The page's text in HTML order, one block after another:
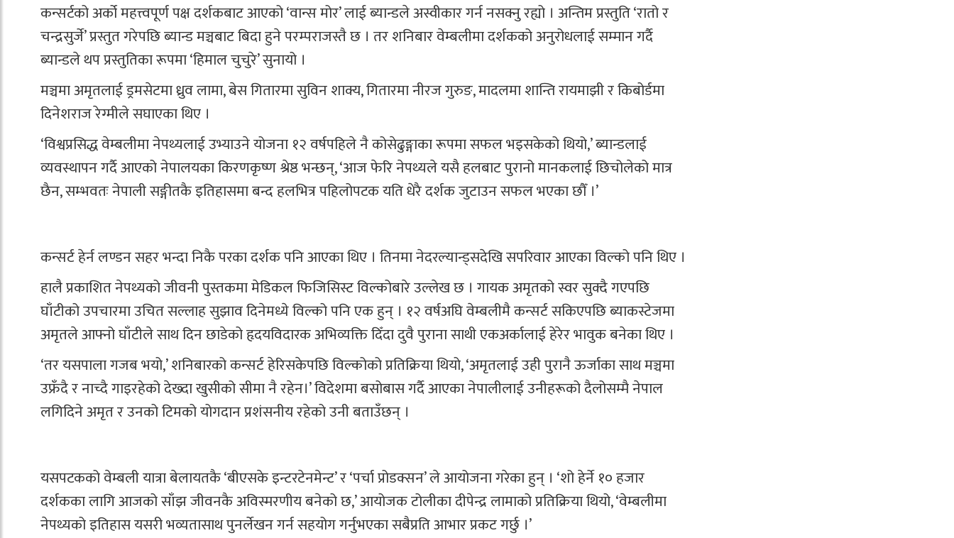
कन्सर्टको अर्को महत्त्वपूर्ण पक्ष दर्शकबाट आएको ‘वान्स मोर’ लाई ब्यान्डले अस्वीकार गर्न नसक्नु रह्यो । अन्तिम प्रस्तुति ‘रातो र
चन्द्रसुर्जे’ प्रस्तुत गरेपछि ब्यान्ड मञ्चबाट बिदा हुने परम्पराजस्तै छ । तर शनिबार वेम्बलीमा दर्शकको अनुरोधलाई सम्मान गर्दै
ब्यान्डले थप प्रस्तुतिका रूपमा ‘हिमाल चुचुरे’ सुनायो ।
मञ्चमा अमृतलाई ड्रमसेटमा ध्रुव लामा, बेस गितारमा सुविन शाक्य, गितारमा नीरज गुरुङ, मादलमा शान्ति रायमाझी र किबोर्डमा
दिनेशराज रेग्मीले सघाएका थिए ।
‘विश्वप्रसिद्ध वेम्बलीमा नेपथ्यलाई उभ्याउने योजना १२ वर्षपहिले नै कोसेढुङ्गाका रूपमा सफल भइसकेको थियो,’ ब्यान्डलाई
व्यवस्थापन गर्दै आएको नेपालयका किरणकृष्ण श्रेष्ठ भन्छन्, ‘आज फेरि नेपथ्यले यसै हलबाट पुरानो मानकलाई छिचोलेको मात्र
छैन, सम्भवतः नेपाली सङ्गीतकै इतिहासमा बन्द हलभित्र पहिलोपटक यति धेरै दर्शक जुटाउन सफल भएका छौँ ।’
कन्सर्ट हेर्न लण्डन सहर भन्दा निकै परका दर्शक पनि आएका थिए । तिनमा नेदरल्यान्ड्सदेखि सपरिवार आएका विल्को पनि थिए ।
हालै प्रकाशित नेपथ्यको जीवनी पुस्तकमा मेडिकल फिजिसिस्ट विल्कोबारे उल्लेख छ । गायक अमृतको स्वर सुक्दै गएपछि
घाँटीको उपचारमा उचित सल्लाह सुझाव दिनेमध्ये विल्को पनि एक हुन् । १२ वर्षअघि वेम्बलीमै कन्सर्ट सकिएपछि ब्याकस्टेजमा
अमृतले आफ्नो घाँटीले साथ दिन छाडेको हृदयविदारक अभिव्यक्ति दिँदा दुवै पुराना साथी एकअर्कालाई हेरेर भावुक बनेका थिए ।
‘तर यसपाला गजब भयो,’ शनिबारको कन्सर्ट हेरिसकेपछि विल्कोको प्रतिक्रिया थियो, ‘अमृतलाई उही पुरानै ऊर्जाका साथ मञ्चमा
उफ्रँदै र नाच्दै गाइरहेको देख्दा खुसीको सीमा नै रहेन।’ विदेशमा बसोबास गर्दै आएका नेपालीलाई उनीहरूको दैलोसम्मै नेपाल
लगिदिने अमृत र उनको टिमको योगदान प्रशंसनीय रहेको उनी बताउँछन् ।
यसपटकको वेम्बली यात्रा बेलायतकै ‘बीएसके इन्टरटेनमेन्ट’ र ‘पर्चा प्रोडक्सन’ ले आयोजना गरेका हुन् । ‘शो हेर्ने १० हजार
दर्शकका लागि आजको साँझ जीवनकै अविस्मरणीय बनेको छ,’ आयोजक टोलीका दीपेन्द्र लामाको प्रतिक्रिया थियो, ‘वेम्बलीमा
नेपथ्यको इतिहास यसरी भव्यतासाथ पुनर्लेखन गर्न सहयोग गर्नुभएका सबैप्रति आभार प्रकट गर्छु ।’